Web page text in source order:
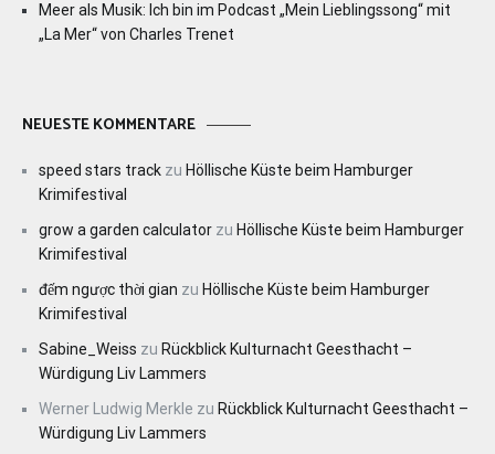
Meer als Musik: Ich bin im Podcast „Mein Lieblingssong“ mit
„La Mer“ von Charles Trenet
NEUESTE KOMMENTARE
speed stars track zu Höllische Küste beim Hamburger
Krimifestival
grow a garden calculator zu Höllische Küste beim Hamburger
Krimifestival
đếm ngược thời gian zu Höllische Küste beim Hamburger
Krimifestival
Sabine_Weiss zu Rückblick Kulturnacht Geesthacht –
Würdigung Liv Lammers
Werner Ludwig Merkle zu Rückblick Kulturnacht Geesthacht –
Würdigung Liv Lammers